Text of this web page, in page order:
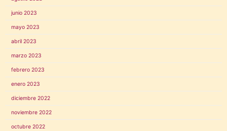
junio 2023
mayo 2023
abril 2023
marzo 2023
febrero 2023
enero 2023
diciembre 2022
noviembre 2022
octubre 2022